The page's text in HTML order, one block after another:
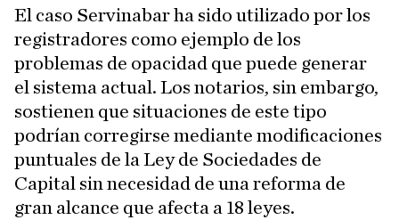
El caso Servinabar ha sido utilizado por los
registradores como ejemplo de los
problemas de opacidad que puede generar
el sistema actual. Los notarios, sin embargo,
sostienen que situaciones de este tipo
podrían corregirse mediante modificaciones
puntuales de la Ley de Sociedades de
Capital sin necesidad de una reforma de
gran alcance que afecta a 18 leyes.